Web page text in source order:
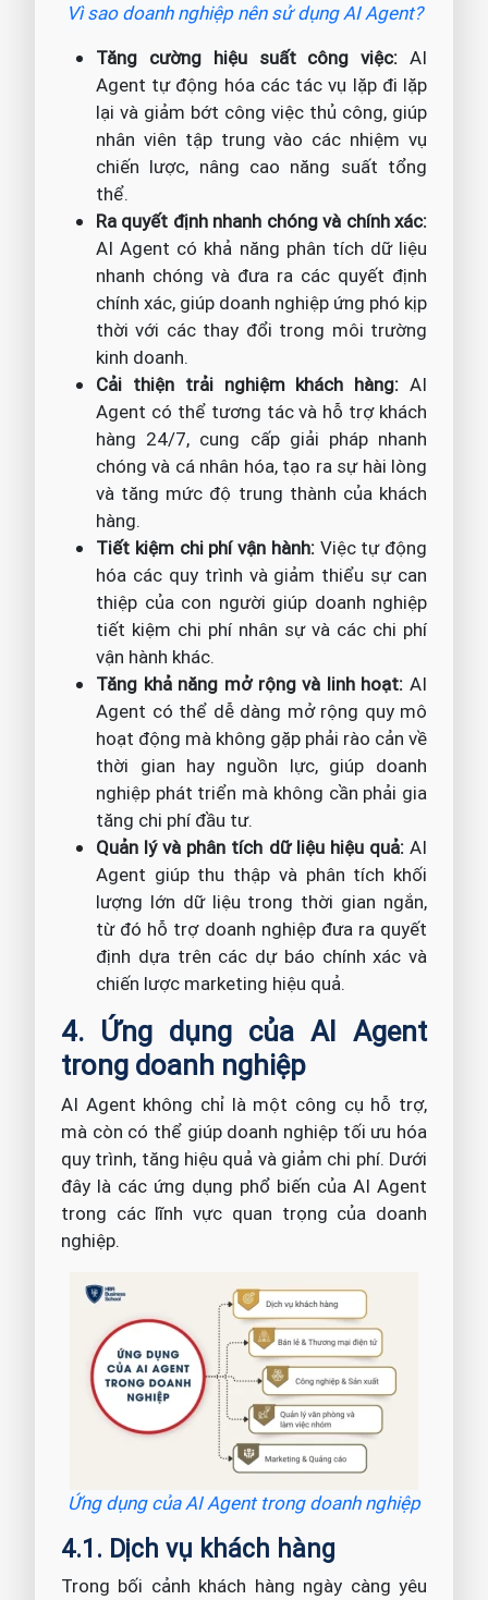
Vì sao doanh nghiệp nên sử dụng AI Agent?
Tăng cường hiệu suất công việc: AI
Agent tự động hóa các tác vụ lặp đi lặp
lại và giảm bớt công việc thủ công, giúp
nhân viên tập trung vào các nhiệm vụ
chiến lược, nâng cao năng suất tổng
thể.
Ra quyết định nhanh chóng và chính xác:
AI Agent có khả năng phân tích dữ liệu
nhanh chóng và đưa ra các quyết định
chính xác, giúp doanh nghiệp ứng phó kịp
thời với các thay đổi trong môi trường
kinh doanh.
Cải thiện trải nghiệm khách hàng: AI
Agent có thể tương tác và hỗ trợ khách
hàng 24/7, cung cấp giải pháp nhanh
chóng và cá nhân hóa, tạo ra sự hài lòng
và tăng mức độ trung thành của khách
hàng.
Tiết kiệm chi phí vận hành: Việc tự động
hóa các quy trình và giảm thiểu sự can
thiệp của con người giúp doanh nghiệp
tiết kiệm chi phí nhân sự và các chi phí
vận hành khác.
Tăng khả năng mở rộng và linh hoạt: AI
Agent có thể dễ dàng mở rộng quy mô
hoạt động mà không gặp phải rào cản về
thời gian hay nguồn lực, giúp doanh
nghiệp phát triển mà không cần phải gia
tăng chi phí đầu tư.
Quản lý và phân tích dữ liệu hiệu quả: AI
Agent giúp thu thập và phân tích khối
lượng lớn dữ liệu trong thời gian ngắn,
từ đó hỗ trợ doanh nghiệp đưa ra quyết
định dựa trên các dự báo chính xác và
chiến lược marketing hiệu quả.
4. Ứng dụng của AI Agent
trong doanh nghiệp
AI Agent không chỉ là một công cụ hỗ trợ,
mà còn có thể giúp doanh nghiệp tối ưu hóa
quy trình, tăng hiệu quả và giảm chi phí. Dưới
đây là các ứng dụng phổ biến của AI Agent
trong các lĩnh vực quan trọng của doanh
nghiệp.
Ứng dụng của AI Agent trong doanh nghiệp
4.1. Dịch vụ khách hàng
Trong bối cảnh khách hàng ngày càng yêu